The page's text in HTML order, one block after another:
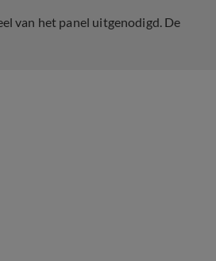
van het panel uitgenodigd. De